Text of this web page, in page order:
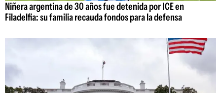
Niñera argentina de 30 años fue detenida por ICE en
Filadelfia: su familia recauda fondos para la defensa